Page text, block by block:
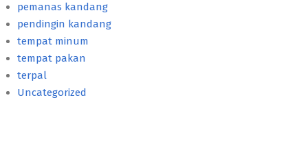
pemanas kandang
pendingin kandang
tempat minum
tempat pakan
terpal
Uncategorized